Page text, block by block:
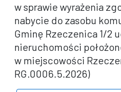
w sprawie wyrażenia
nabycie do zasobu
Gminę Rzeczenica 1/2
nieruchomości
w miejscowości
RG.0006.5.2026)